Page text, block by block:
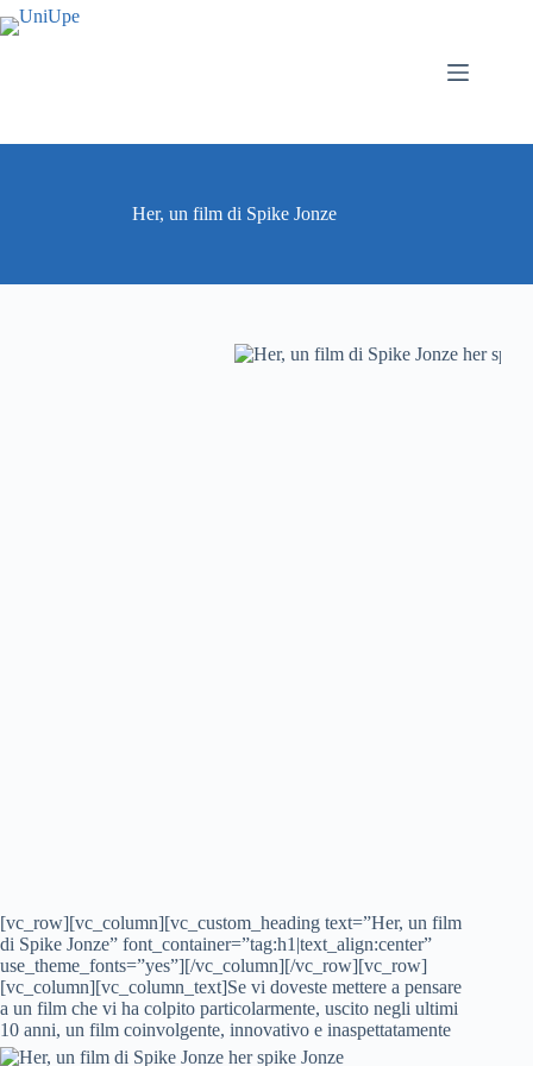
Salta
al
Her, un film di Spike Jonze
[vc_row][vc_column][vc_custom_heading text=”Her, un film
di Spike Jonze” font_container=”tag:h1|text_align:center”
use_theme_fonts=”yes”][/vc_column][/vc_row][vc_row]
[vc_column][vc_column_text]Se vi doveste mettere a pensare
a un film che vi ha colpito particolarmente, uscito negli ultimi
10 anni, un film coinvolgente, innovativo e inaspettatamente